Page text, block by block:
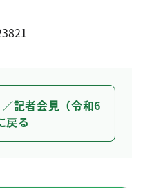
記者会見（令和6
戻る